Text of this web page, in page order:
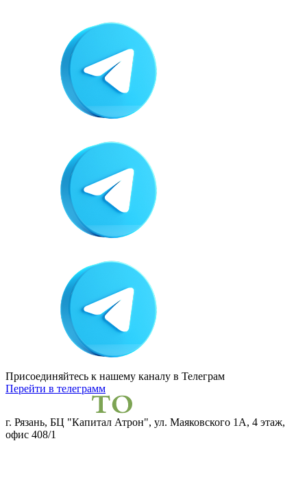
Присоединяйтесь к нашему каналу в Телеграм
Перейти в телеграмм
г. Рязань, БЦ "Капитал Атрон", ул. Маяковского 1А, 4 этаж,
офис 408/1